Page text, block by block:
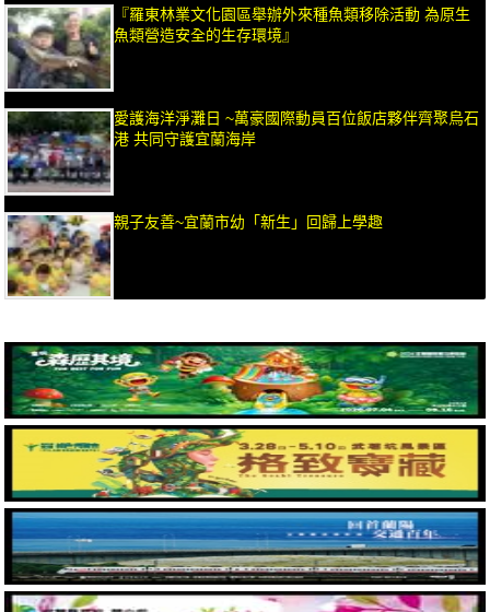
『羅東林業文化園區舉辦外來種魚類移除活動 為原生
魚類營造安全的生存環境』
愛護海洋淨灘日 ~萬豪國際動員百位飯店夥伴齊聚烏石
港 共同守護宜蘭海岸
親子友善~宜蘭市幼「新生」回歸上學趣